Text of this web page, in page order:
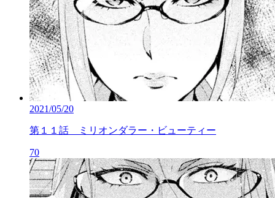
2021/05/20
第１１話 ミリオンダラー・ビューティー
70